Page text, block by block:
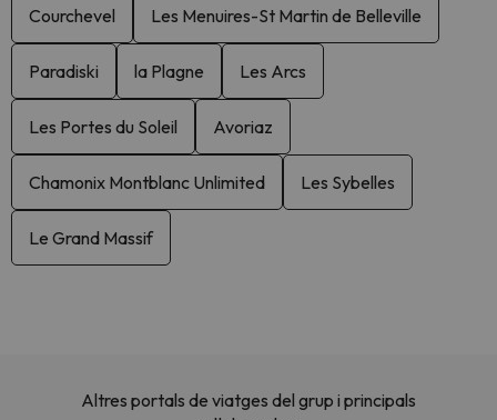
Courchevel Les Menuires-St Martin de Belleville
Paradiski la Plagne Les Arcs
Les Portes du Soleil Avoriaz
Chamonix Montblanc Unlimited Les Sybelles
Le Grand Massif
Altres portals de viatges del grup i principals